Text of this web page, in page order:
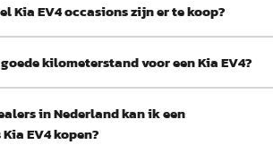
Kia EV4 occasions zijn er te koop?
kilometerstand voor een Kia EV4?
in Nederland kan ik een
EV4 kopen?